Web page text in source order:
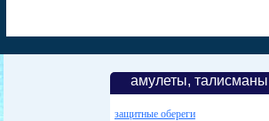
амулеты, талисманы
защитные обереги